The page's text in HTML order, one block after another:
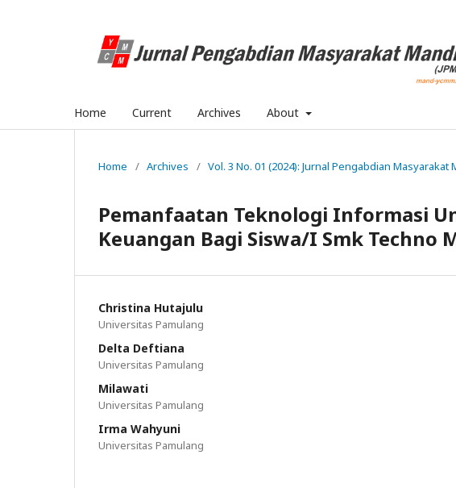
Home Current Archives About
Home / Archives / Vol. 3 No. 01 (2024): Jurnal Pengabdian Masyarakat
Pemanfaatan Teknologi Informasi
Keuangan Bagi Siswa/I Smk Techno
Christina Hutajulu
Universitas Pamulang
Delta Deftiana
Universitas Pamulang
Milawati
Universitas Pamulang
Irma Wahyuni
Universitas Pamulang